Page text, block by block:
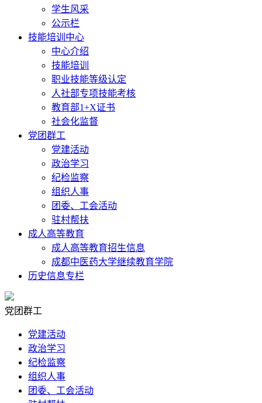
学生风采
公示栏
技能培训中心
中心介绍
技能培训
职业技能等级认定
人社部专项技能考核
教育部1+X证书
社会化监督
党团群工
党建活动
政治学习
纪检监察
组织人事
团委、工会活动
驻村帮扶
成人高等教育
成人高等教育招生信息
成都中医药大学继续教育学院
历史信息专栏
党团群工
党建活动
政治学习
纪检监察
组织人事
团委、工会活动